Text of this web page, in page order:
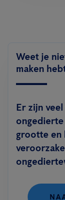
Weet je
maken
Er zijn
grootte en